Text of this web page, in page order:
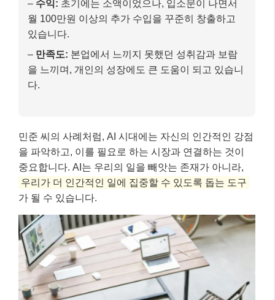
우리가 더 인간적인 일에 집중할 수 있도록 돕는 도구
가 될 수 있습니다.